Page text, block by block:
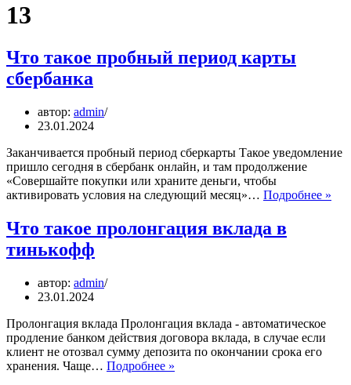
13
Что такое пробный период карты
сбербанка
автор: admin
23.01.2024
Заканчивается пробный период сберкарты Такое уведомление
пришло сегодня в сбербанк онлайн, и там продолжение
«Совершайте покупки или храните деньги, чтобы
активировать условия на следующий месяц»… Подробнее »
Что такое пролонгация вклада в
тинькофф
автор: admin
23.01.2024
Пролонгация вклада Пролонгация вклада ­­­- автоматическое
продление банком действия договора вклада, в случае если
клиент не отозвал сумму депозита по окончании срока его
хранения. Чаще… Подробнее »